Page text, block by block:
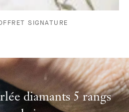
SIGNATURE
diamants 5 rangs